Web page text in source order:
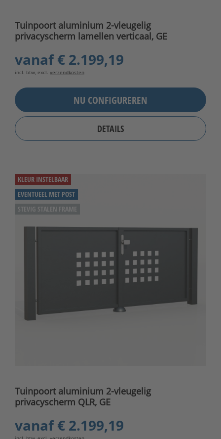
Tuinpoort aluminium 2-vleugelig
privacyscherm lamellen verticaal, GE
vanaf€ 2.199,19
incl. btw, excl. verzendkosten
NU CONFIGUREREN
DETAILS
KLEUR INSTELBAAR
EVENTUEEL MET POST
STEVIG STALEN FRAME
Tuinpoort aluminium 2-vleugelig
privacyscherm QLR, GE
vanaf€ 2.199,19